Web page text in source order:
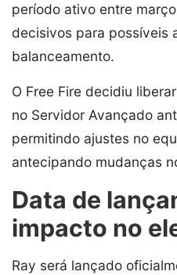
período ativo entre
decisivos para possíveis
balanceamento.
O Free Fire decidiu
no Servidor Avançado
permitindo ajustes no
antecipando mudanças
Data de
impacto no
Ray será lançado